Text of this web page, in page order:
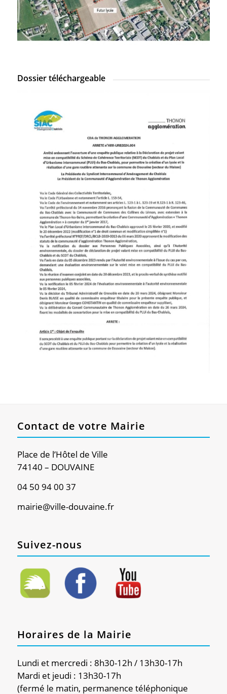
Dossier téléchargeable
Contact de votre Mairie
Place de l’Hôtel de Ville
74140 – DOUVAINE
04 50 94 00 37
mairie@ville-douvaine.fr
Suivez-nous
Horaires de la Mairie
Lundi et mercredi : 8h30-12h / 13h30-17h
Mardi et jeudi : 13h30-17h
(fermé le matin, permanence téléphonique